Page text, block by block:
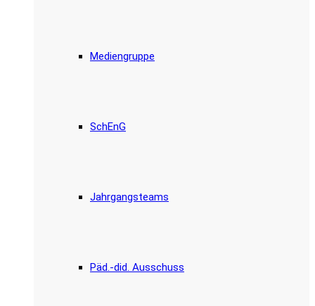
Mediengruppe
SchEnG
Jahrgangsteams
Päd.-did. Ausschuss